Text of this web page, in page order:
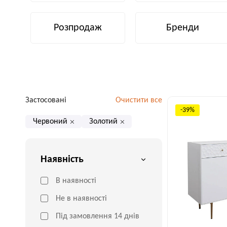
Розпродаж Бренди
Застосовані Очистити все
Червоний Золотий
Наявність
В наявності
Не в наявності
Під замовлення 14 днів
-39%